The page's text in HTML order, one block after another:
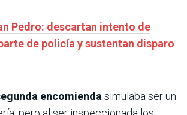
Pedro: descartan intento de
de policía y sustentan disparo
encomienda simulaba ser un